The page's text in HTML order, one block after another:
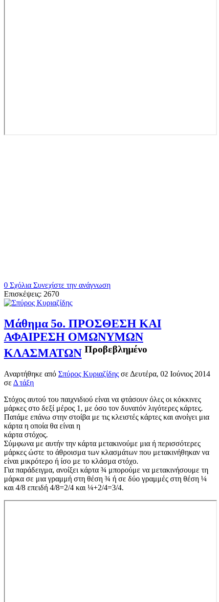
0 Σχόλια Συνεχίστε την ανάγνωση
Επισκέψεις: 2670
Μάθημα 5ο. ΠΡΟΣΘΕΣΗ ΚΑΙ
ΑΦΑΙΡΕΣΗ ΟΜΩΝΥΜΩΝ
ΚΛΑΣΜΑΤΩΝ Προβεβλημένο
Αναρτήθηκε από Σπύρος Κυριαζίδης σε Δευτέρα, 02 Ιούνιος 2014
σε Δ τάξη
Στόχος αυτού του παιχνιδιού είναι να φτάσουν όλες οι κόκκινες
μάρκες στο δεξί μέρος 1, με όσο τον δυνατόν λιγότερες κάρτες.
Πατάμε επάνω στην στοίβα με τις κλειστές κάρτες και ανοίγει μια
κάρτα η οποία θα είναι η
κάρτα στόχος.
Σύμφωνα με αυτήν την κάρτα μετακινούμε μια ή περισσότερες
μάρκες ώστε το άθροισμα των κλασμάτων που μετακινήθηκαν να
είναι μικρότερο ή ίσο με το κλάσμα στόχο.
Για παράδειγμα, ανοίξει κάρτα ¾ μπορούμε να μετακινήσουμε τη
μάρκα σε μια γραμμή στη θέση ¾ ή σε δύο γραμμές στη θέση ¼
και 4/8 επειδή 4/8=2/4 και ¼+2/4=3/4.